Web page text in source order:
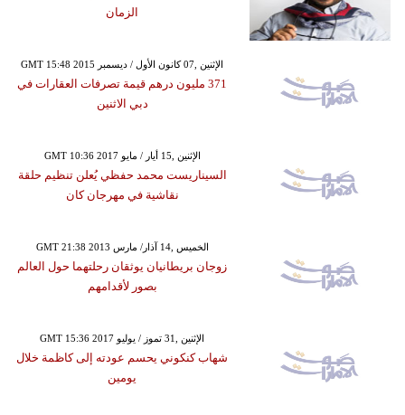
الزمان
GMT 15:48 2015 الإثنين ,07 كانون الأول / ديسمبر
371 مليون درهم قيمة تصرفات العقارات في
دبي الاثنين
GMT 10:36 2017 الإثنين ,15 أيار / مايو
السيناريست محمد حفظي يُعلن تنظيم حلقة
نقاشية في مهرجان كان
GMT 21:38 2013 الخميس ,14 آذار/ مارس
زوجان بريطانيان يوثقان رحلتهما حول العالم
بصور لأقدامهم
GMT 15:36 2017 الإثنين ,31 تموز / يوليو
شهاب كنكوني يحسم عودته إلى كاظمة خلال
يومين